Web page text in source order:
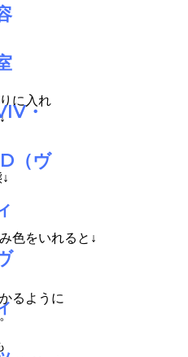
に入れ
色をいれると↓
るように